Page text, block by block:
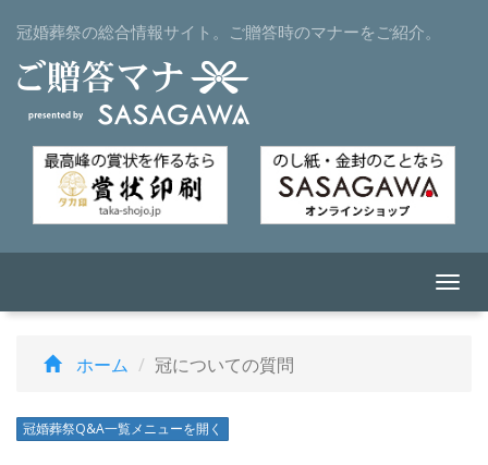
冠婚葬祭の総合情報サイト。ご贈答時のマナーをご紹介。
ホーム 冠についての質問
冠婚葬祭Q&A一覧メニューを開く